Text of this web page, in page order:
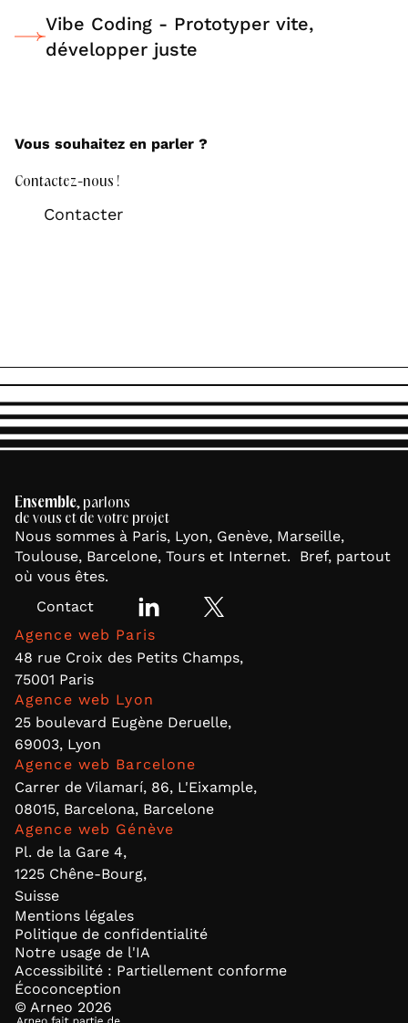
Vibe Coding - Prototyper vite,
développer juste
Vous souhaitez en parler ?
Contactez-nous !
Contacter
Ensemble, parlons
de vous et de votre projet
Nous sommes à Paris, Lyon, Genève, Marseille,
Toulouse, Barcelone, Tours et Internet. Bref, partout
où vous êtes.
Contact
Agence web Paris
48 rue Croix des Petits Champs,
75001 Paris
Agence web Lyon
25 boulevard Eugène Deruelle,
69003, Lyon
Agence web Barcelone
Carrer de Vilamarí, 86, L'Eixample,
08015, Barcelona, Barcelone
Agence web Génève
Pl. de la Gare 4,
1225 Chêne-Bourg,
Suisse
Mentions légales
Politique de confidentialité
Notre usage de l'IA
Accessibilité : Partiellement conforme
Écoconception
© Arneo 2026